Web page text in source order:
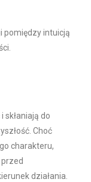
pomiędzy intuicją
skłaniają do
Choć
charakteru,
działania.